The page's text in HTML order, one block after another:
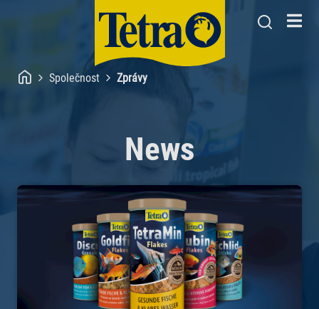
Společnost Zprávy
News